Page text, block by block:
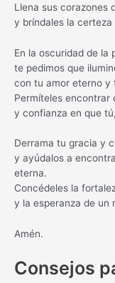
Llena sus corazones
y bríndales la
En la oscuridad de la
te pedimos que
con tu amor eterno y
Permíteles encontrar
y confianza en que
Derrama tu gracia y
y ayúdalos a
eterna.
Concédeles la
y la esperanza de un
Amén.
Consejos